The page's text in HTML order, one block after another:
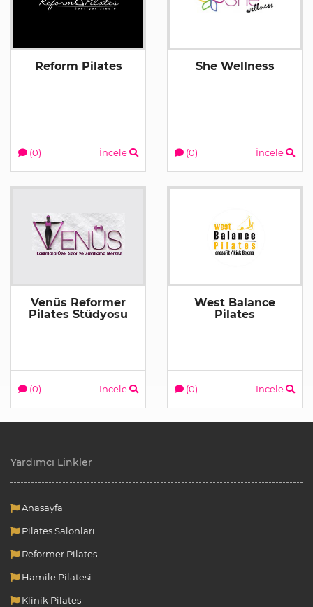
Reform Pilates
(0) İncele
She Wellness
(0) İncele
Venüs Reformer
Pilates Stüdyosu
(0) İncele
West Balance
Pilates
(0) İncele
Yardımcı Linkler
Anasayfa
Pilates Salonları
Reformer Pilates
Hamile Pilatesi
Klinik Pilates